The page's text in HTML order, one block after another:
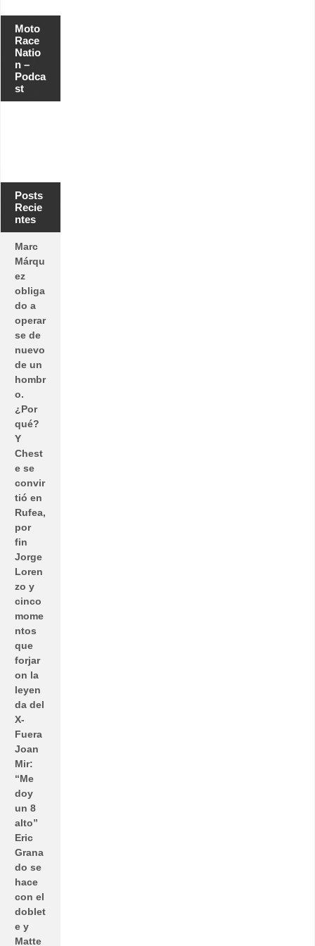
Moto
Race
Natio
n –
Podca
st
Posts
Recie
ntes
Marc
Márqu
ez
obliga
do a
operar
se de
nuevo
de un
hombr
o.
¿Por
qué?
Y
Chest
e se
convir
tió en
Rufea,
por
fin
Jorge
Loren
zo y
cinco
mome
ntos
que
forjar
on la
leyen
da del
X-
Fuera
Joan
Mir:
“Me
doy
un 8
alto”
Eric
Grana
do se
hace
con el
doblet
e y
Matte